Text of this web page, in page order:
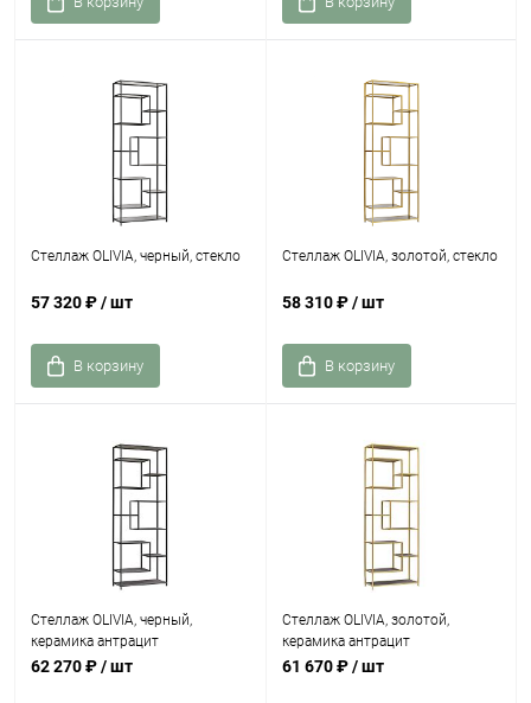
Стеллаж OLIVIA, черный, стекло
57 320 ₽/ шт
В корзину
Стеллаж OLIVIA, золотой, стекло
58 310 ₽/ шт
В корзину
Стеллаж OLIVIA, черный,
керамика антрацит
62 270 ₽/ шт
Стеллаж OLIVIA, золотой,
керамика антрацит
61 670 ₽/ шт